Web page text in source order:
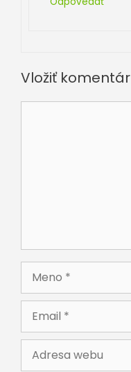
Vložiť komentár
Adresa
webu